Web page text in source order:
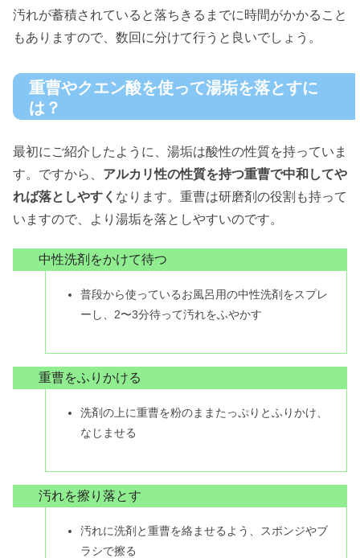
汚れが蓄積されていると落ちきるまでに時間がかかること
もありますので、数回に分けて行うと良いでしょう。
重曹やクエン酸を使って湯垢を落とすに
は？
最初にご紹介したように、湯垢は酸性の性質を持っていま
す。ですから、 アルカリ性の性質を持つ重曹で中和してや
れば落としやすく なります。重曹は研磨剤の役割も持って
いますので、より湯垢を落としやすいのです。
中性洗剤をかけて待つ
普段から使っているお風呂用の中性洗剤をスプレ
ーし、2〜3分待って汚れをふやかす
重曹をふりかける
洗剤の上に重曹を粉のままたっぷりとふりかけ、
なじませる
汚れを擦り落とす
汚れに洗剤と重曹を絡ませるよう、スポンジやブ
ラシで擦る